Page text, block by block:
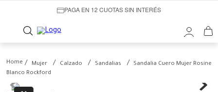
PAGA EN 12 CUOTAS SIN INTERÉS
Mujer Calzado Sandalias
Sandalia Cuero Mujer Rosine
Blanco Rockford